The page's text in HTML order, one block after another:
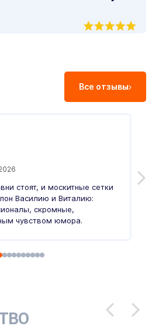
Все отзывы
стоят, и москитные сетки
Василию и Виталию:
скромные,
чувством юмора.